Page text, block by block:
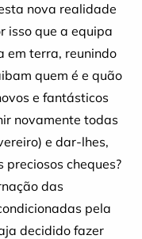
nova realidade
isso que a equipa
em terra, reunindo
quem é e quão
e fantásticos
novamente todas
e dar-lhes,
preciosos cheques?
das
pela
decidido fazer